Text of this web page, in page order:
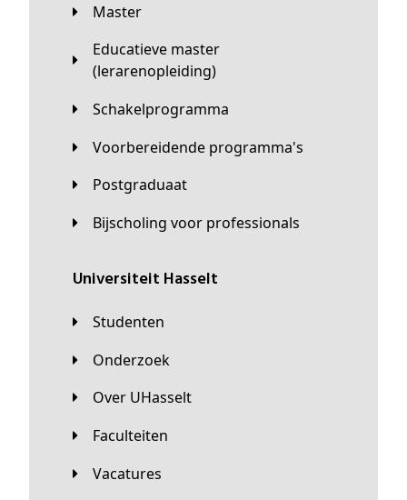
Master
Educatieve master
(lerarenopleiding)
Schakelprogramma
Voorbereidende programma's
Postgraduaat
Bijscholing voor professionals
universiteit Hasselt
Studenten
Onderzoek
Over UHasselt
Faculteiten
Vacatures